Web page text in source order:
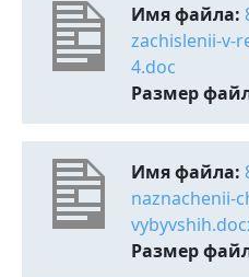
Имя файла:
zachislenii-v-
4.doc
Размер
Имя файла:
naznachenii-
Размер